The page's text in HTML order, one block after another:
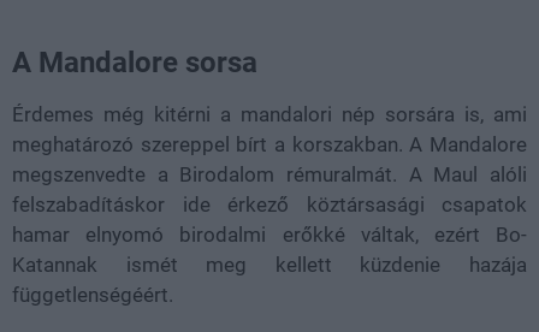
A Mandalore sorsa
Érdemes még kitérni a mandalori nép sorsára is, ami
meghatározó szereppel bírt a korszakban. A Mandalore
megszenvedte a Birodalom rémuralmát. A Maul alóli
felszabadításkor ide érkező köztársasági csapatok
hamar elnyomó birodalmi erőkké váltak, ezért Bo-
Katannak ismét meg kellett küzdenie hazája
függetlenségéért.